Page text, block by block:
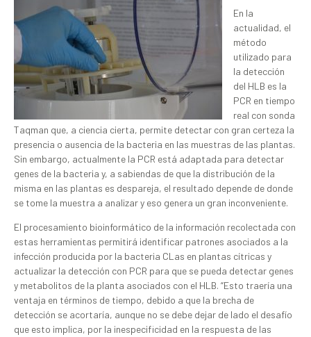
En la
actualidad, el
método
utilizado para
la detección
del HLB es la
PCR en tiempo
real con sonda
Taqman que, a ciencia cierta, permite detectar con gran certeza la
presencia o ausencia de la bacteria en las muestras de las plantas.
Sin embargo, actualmente la PCR está adaptada para detectar
genes de la bacteria y, a sabiendas de que la distribución de la
misma en las plantas es despareja, el resultado depende de donde
se tome la muestra a analizar y eso genera un gran inconveniente.
El procesamiento bioinformático de la información recolectada con
estas herramientas permitirá identificar patrones asociados a la
infección producida por la bacteria CLas en plantas cítricas y
actualizar la detección con PCR para que se pueda detectar genes
y metabolitos de la planta asociados con el HLB. “Esto traería una
ventaja en términos de tiempo, debido a que la brecha de
detección se acortaría, aunque no se debe dejar de lado el desafío
que esto implica, por la inespecificidad en la respuesta de las